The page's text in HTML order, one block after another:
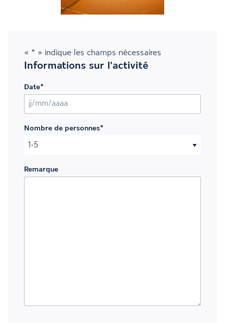
« * » indique les champs nécessaires
Informations sur l'activité
Date*
JJ slash MM slash AAAA
Nombre de personnes*
Remarque